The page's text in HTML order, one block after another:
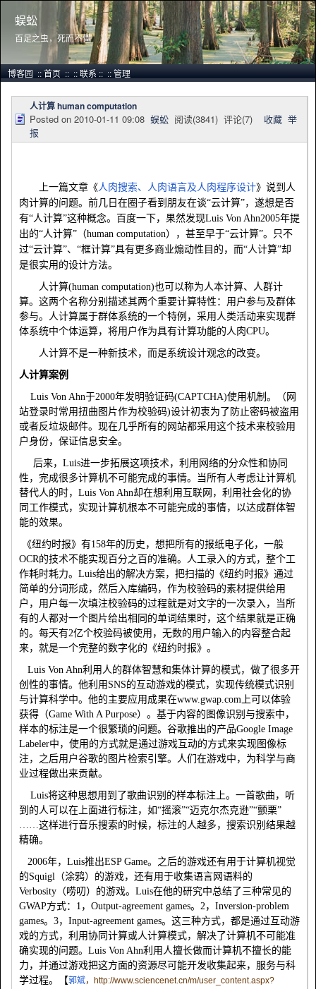
蜈蚣
百足之虫，死而不僵
博客园::首页::::联系::::管理
人计算 human computation
Posted on 2010-01-11 09:08 蜈蚣 阅读(3841) 评论(7) 收藏 举
报
上一篇文章《人肉搜索、人肉语言及人肉程序设计》说到人
肉计算的问题。前几日在圈子看到朋友在谈“云计算”，遂想是否
有“人计算”这种概念。百度一下，果然发现Luis Von Ahn2005年提
出的“人计算”（human computation），甚至早于“云计算”。只不
过“云计算”、“框计算”具有更多商业煽动性目的，而“人计算”却
是很实用的设计方法。
人计算(human computation)也可以称为人本计算、人群计
算。这两个名称分别描述其两个重要计算特性：用户参与及群体
参与。人计算属于群体系统的一个特例，采用人类活动来实现群
体系统中个体运算，将用户作为具有计算功能的人肉CPU。
人计算不是一种新技术，而是系统设计观念的改变。
人计算案例
Luis Von Ahn于2000年发明验证码(CAPTCHA)使用机制。（网
站登录时常用扭曲图片作为校验码)设计初衷为了防止密码被盗用
或者反垃圾邮件。现在几乎所有的网站都采用这个技术来校验用
户身份，保证信息安全。
后来， Luis进一步拓展这项技术，利用网络的分众性和协同
性，完成很多计算机不可能完成的事情。当所有人考虑让计算机
替代人的时， Luis Von Ahn却在想利用互联网，利用社会化的协
同工作模式，实现计算机根本不可能完成的事情，以达成群体智
能的效果。
《纽约时报》有158年的历史，想把所有的报纸电子化，一般
OCR的技术不能实现百分之百的准确。人工录入的方式，整个工
作耗时耗力。 Luis给出的解决方案，把扫描的《纽约时报》通过
简单的分词形成，然后入库编码，作为校验码的素材提供给用
户，用户每一次填注校验码的过程就是对文字的一次录入，当所
有的人都对一个图片给出相同的单词结果时，这个结果就是正确
的。每天有2亿个校验码被使用，无数的用户输入的内容整合起
来，就是一个完整的数字化的《纽约时报》。
Luis Von Ahn利用人的群体智慧和集体计算的模式，做了很多开
创性的事情。他利用 SNS的互动游戏的模式，实现传统模式识别
与计算科学中。他的主要应用成果在www.gwap.com 上可以体验
获得（Game With A Purpose）。基于内容的图像识别与搜索中，
样本的标注是一个很繁琐的问题。谷歌推出的产品Google Image
Labeler中，使用的方式就是通过游戏互动的方式来实现图像标
注，之后用户谷歌的图片检索引擎。人们在游戏中，为科学与商
业过程做出来贡献。
Luis将这种思想用到了歌曲识别的样本标注上。一首歌曲，听
到的人可以在上面进行标注，如“摇滚”“迈克尔杰克逊”“颤栗”
……这样进行音乐搜索的时候，标注的人越多，搜索识别结果越
精确。
2006年， Luis推出ESP Game。之后的游戏还有用于计算机视觉
的Squigl （涂鸦）的游戏，还有用于收集语言网语料的
Verbosity （唠叨）的游戏。 Luis在他的研究中总结了三种常见的
GWAP方式： 1 ， Output-agreement games。 2， Inversion-problem
games。 3， Input-agreement games。这三种方式，都是通过互动游
戏的方式，利用协同计算或人计算模式，解决了计算机不可能准
确实现的问题。 Luis Von Ahn利用人擅长做而计算机不擅长的能
力，并通过游戏把这方面的资源尽可能开发收集起来，服务与科
学过程。【郭斌， http://www.sciencenet.cn/m/user_content.aspx?